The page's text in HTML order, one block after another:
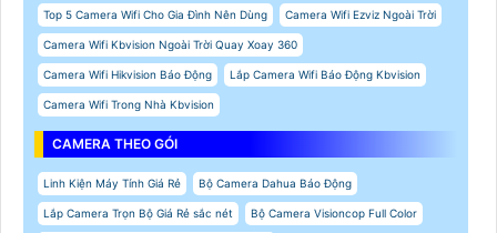
Top 5 Camera Wifi Cho Gia Đình Nên Dùng Camera Wifi Ezviz Ngoài Trời
Camera Wifi Kbvision Ngoài Trời Quay Xoay 360
Camera Wifi Hikvision Báo Động Lắp Camera Wifi Báo Động Kbvision
Camera Wifi Trong Nhà Kbvision
CAMERA THEO GÓI
Linh Kiện Máy Tính Giá Rẻ Bộ Camera Dahua Báo Động
Lắp Camera Trọn Bộ Giá Rẻ sắc nét Bộ Camera Visioncop Full Color